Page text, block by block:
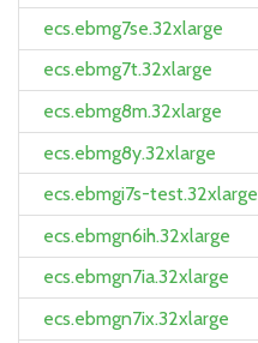
ecs.ebmg7se.32xlarge
ecs.ebmg7t.32xlarge
ecs.ebmg8m.32xlarge
ecs.ebmg8y.32xlarge
ecs.ebmgi7s-test.32xlarge
ecs.ebmgn6ih.32xlarge
ecs.ebmgn7ia.32xlarge
ecs.ebmgn7ix.32xlarge